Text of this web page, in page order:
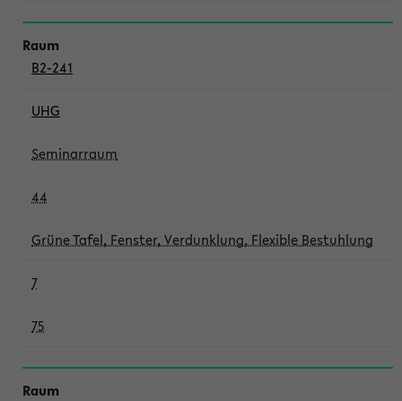
B2-241
UHG
Seminarraum
44
Grüne Tafel, Fenster, Verdunklung, Flexible Bestuhlung
7
75